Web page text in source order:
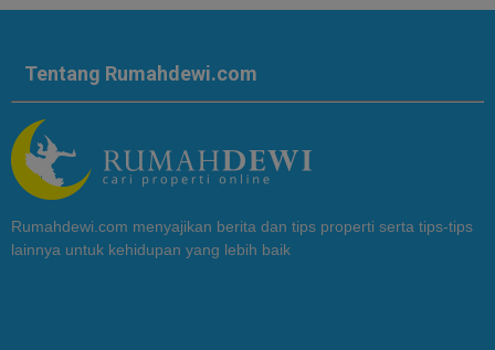
Tentang Rumahdewi.com
Rumahdewi.com menyajikan berita dan tips properti serta tips-tips
lainnya untuk kehidupan yang lebih baik